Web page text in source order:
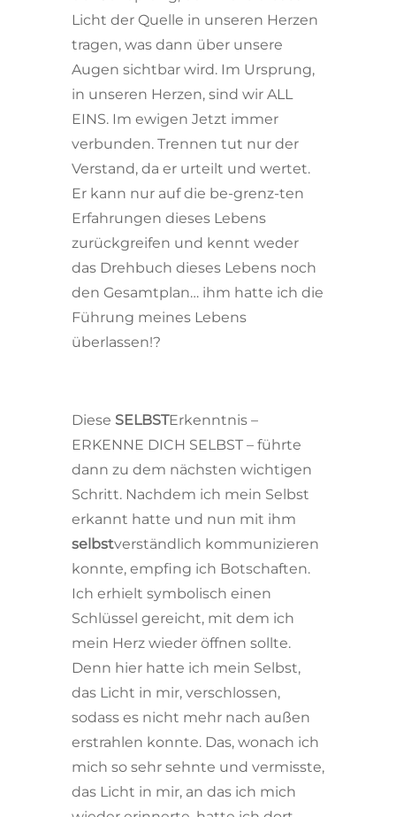
Licht der Quelle in unseren Herzen
tragen, was dann über unsere
Augen sichtbar wird. Im Ursprung,
in unseren Herzen, sind wir ALL
EINS. Im ewigen Jetzt immer
verbunden. Trennen tut nur der
Verstand, da er urteilt und wertet.
Er kann nur auf die be-grenz-ten
Erfahrungen dieses Lebens
zurückgreifen und kennt weder
das Drehbuch dieses Lebens noch
den Gesamtplan… ihm hatte ich die
Führung meines Lebens
überlassen!?
Diese SELBSTErkenntnis –
ERKENNE DICH SELBST – führte
dann zu dem nächsten wichtigen
Schritt. Nachdem ich mein Selbst
erkannt hatte und nun mit ihm
selbstverständlich kommunizieren
konnte, empfing ich Botschaften.
Ich erhielt symbolisch einen
Schlüssel gereicht, mit dem ich
mein Herz wieder öffnen sollte.
Denn hier hatte ich mein Selbst,
das Licht in mir, verschlossen,
sodass es nicht mehr nach außen
erstrahlen konnte. Das, wonach ich
mich so sehr sehnte und vermisste,
das Licht in mir, an das ich mich